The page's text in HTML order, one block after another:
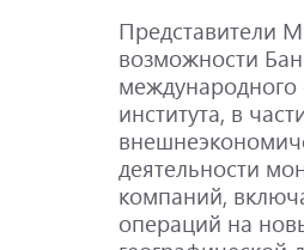
Представители
возможности
института, в
деятельности
компаний,
операций на